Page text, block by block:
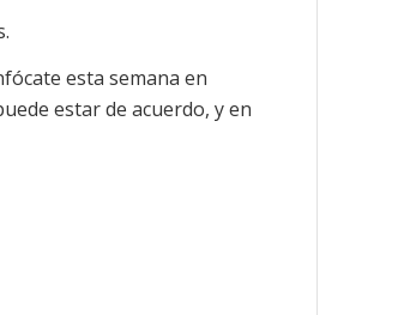
esta semana en
estar de acuerdo, y en